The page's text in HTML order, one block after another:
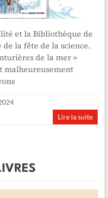
et la Bibliothèque de
de la fête de la science.
de la mer »
malheureusement
Lire la suite